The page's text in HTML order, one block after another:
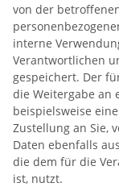
von der
interne
Verantwortlichen
gespeichert. Der
die Weitergabe an
beispielsweise
Zustellung an Sie,
Daten ebenfalls
die dem für die
ist, nutzt.